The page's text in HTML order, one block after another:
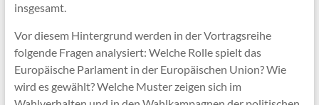
insgesamt.
Vor diesem Hintergrund werden in der Vortragsreihe
folgende Fragen analysiert: Welche Rolle spielt das
Europäische Parlament in der Europäischen Union? Wie
wird es gewählt? Welche Muster zeigen sich im